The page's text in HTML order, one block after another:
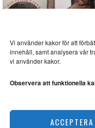
Vi använder kakor för att
innehåll, samt analysera vår
vi använder kakor.
Observera att funktionella
ACCEPTERA
for future
KONST·KULTUR